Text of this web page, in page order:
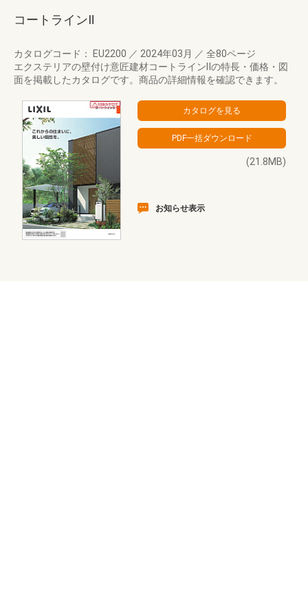
コートラインⅡ
カタログコード： EU2200 ／ 2024年03月 ／ 全80ページ
エクステリアの壁付け意匠建材コートラインⅡの特長・価格・図
面を掲載したカタログです。商品の詳細情報を確認できます。
(21.8MB)
お知らせ表示